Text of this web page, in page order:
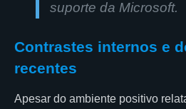
suporte da Microsoft.
Contrastes internos e
recentes
Apesar do ambiente positivo